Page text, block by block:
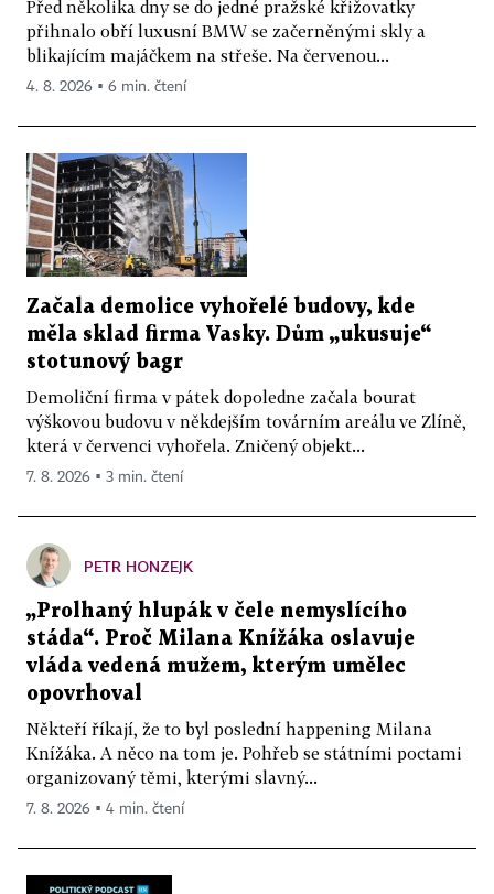
Před několika dny se do jedné pražské křižovatky
přihnalo obří luxusní BMW se začerněnými skly a
blikajícím majáčkem na střeše. Na červenou...
4. 8. 2026 ▪ 6 min. čtení
Začala demolice vyhořelé budovy, kde
měla sklad firma Vasky. Dům „ukusuje“
stotunový bagr
Demoliční firma v pátek dopoledne začala bourat
výškovou budovu v někdejším továrním areálu ve Zlíně,
která v červenci vyhořela. Zničený objekt...
7. 8. 2026 ▪ 3 min. čtení
PETR HONZEJK
„Prolhaný hlupák v čele nemyslícího
stáda“. Proč Milana Knížáka oslavuje
vláda vedená mužem, kterým umělec
opovrhoval
Někteří říkají, že to byl poslední happening Milana
Knížáka. A něco na tom je. Pohřeb se státními poctami
organizovaný těmi, kterými slavný...
7. 8. 2026 ▪ 4 min. čtení